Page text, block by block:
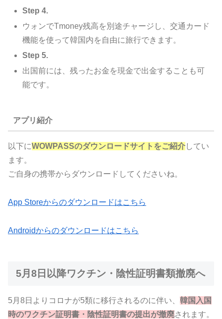
Step 4.
ウォンでTmoney残高を別途チャージし、交通カード
機能を使って韓国内を自由に旅行できます。
Step 5.
出国前には、残ったお金を現金で出金することも可
能です。
アプリ紹介
以下にWOWPASSのダウンロードサイトをご紹介してい
ます。
ご自身の携帯からダウンロードしてくださいね。
App Storeからのダウンロードはこちら
Androidからのダウンロードはこちら
5月8日以降ワクチン・陰性証明書類撤廃へ
5月8日よりコロナが5類に移行されるのに伴い、 韓国入国
時のワクチン証明書・陰性証明書の提出が撤廃されます。